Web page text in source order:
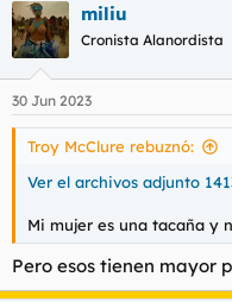
una comunidad para llevar
en la cima de la montaña.
acumulativa de los kiwis
montaña hasta alcanzar
Recuerda que esta es
en la realidad. La altura
con frutas o acciones
miliu
Cronista Alanordista
30 Jun 2023
Troy McClure rebuznó:
Ver el archivos adjunto
Mi mujer es una tacaña y
Pero esos tienen mayor